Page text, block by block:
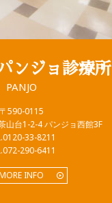
ンジョ診療所
PANJO
〒590-0115
山台1-2-4 パンジョ西館3F
33-8211
290-6411
INFO